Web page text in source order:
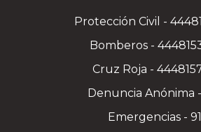
Protección Civil -
Bomberos -
Cruz Roja -
Denuncia Anónima
Emergencias -